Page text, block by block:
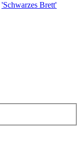
'Schwarzes Brett'